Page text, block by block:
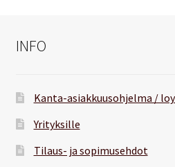
INFO
Kanta-asiakkuusohjelma /
Yrityksille
Tilaus- ja sopimusehdot